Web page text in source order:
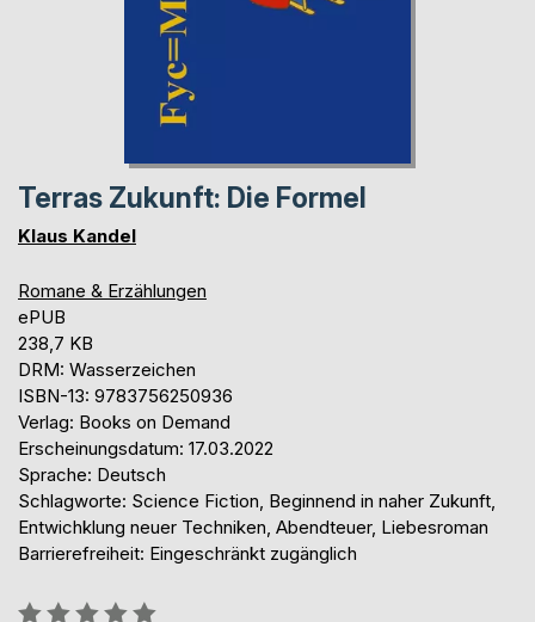
Terras Zukunft: Die Formel
Klaus Kandel
Romane & Erzählungen
ePUB
238,7 KB
DRM: Wasserzeichen
ISBN-13: 9783756250936
Verlag: Books on Demand
Erscheinungsdatum: 17.03.2022
Sprache: Deutsch
Schlagworte: Science Fiction, Beginnend in naher Zukunft,
Entwichklung neuer Techniken, Abendteuer, Liebesroman
Barrierefreiheit: Eingeschränkt zugänglich
Bewertung::